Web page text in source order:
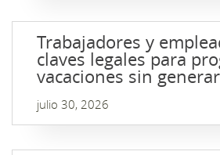
Trabajadores y
claves legales para
vacaciones sin
julio 30, 2026